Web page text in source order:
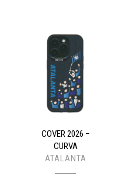
COVER 2026 –
CURVA
ATALANTA